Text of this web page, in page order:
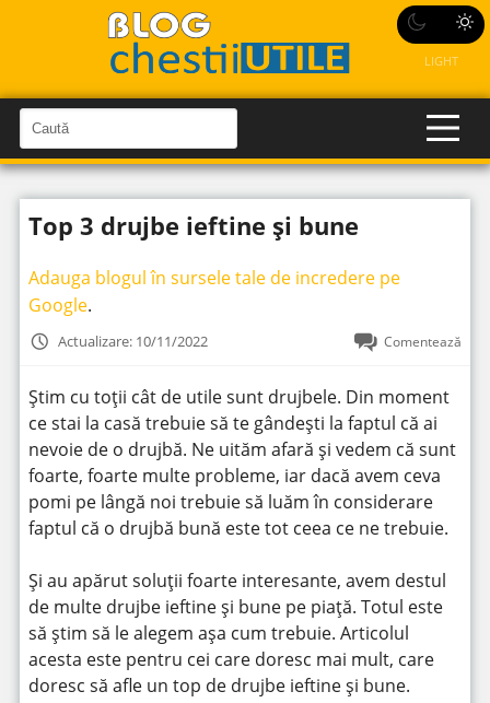
LIGHT
a
u
t
n
C
a
u
n
t
Top 3 drujbe ieftine și bune
Adauga blogul în sursele tale de incredere pe
Google.
Actualizare: 10/11/2022 Comentează
Știm cu toții cât de utile sunt drujbele. Din moment
ce stai la casă trebuie să te gândești la faptul că ai
nevoie de o drujbă. Ne uităm afară și vedem că sunt
foarte, foarte multe probleme, iar dacă avem ceva
pomi pe lângă noi trebuie să luăm în considerare
faptul că o drujbă bună este tot ceea ce ne trebuie.
Și au apărut soluții foarte interesante, avem destul
de multe drujbe ieftine și bune pe piață. Totul este
să știm să le alegem așa cum trebuie. Articolul
acesta este pentru cei care doresc mai mult, care
doresc să afle un top de drujbe ieftine și bune.